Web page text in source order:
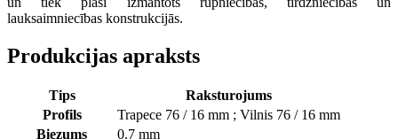
lauksaimniecības konstrukcijās.
Produkcijas apraksts
Tips
Raksturojums
Profils
Trapece 76 / 16 mm ; Vilnis 76 / 16 mm
Biezums
0.7 mm